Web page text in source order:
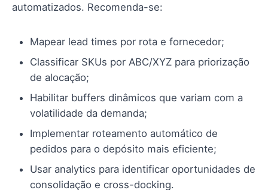
automatizados. Recomenda-se:
Mapear lead times por rota e fornecedor;
Classificar SKUs por ABC/XYZ para priorização
de alocação;
Habilitar buffers dinâmicos que variam com a
volatilidade da demanda;
Implementar roteamento automático de
pedidos para o depósito mais eficiente;
Usar analytics para identificar oportunidades de
consolidação e cross-docking.